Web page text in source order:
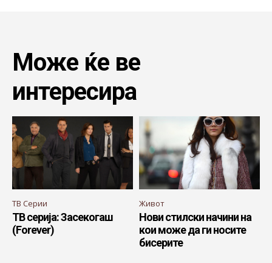
Може ќе ве
интересира
ТВ Серии
ТВ серија: Засекогаш
(Forever)
Живот
Нови стилски начини на
кои може да ги носите
бисерите